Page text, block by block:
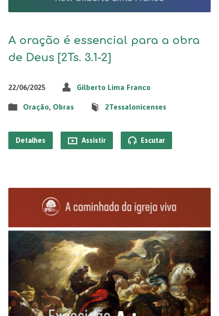
A oração é essencial para a obra
de Deus [2Ts. 3.1-2]
22/06/2025 Gilberto Lima Franco
Oração, Obras 2Tessalonicenses
Detalhes Assistir Escutar